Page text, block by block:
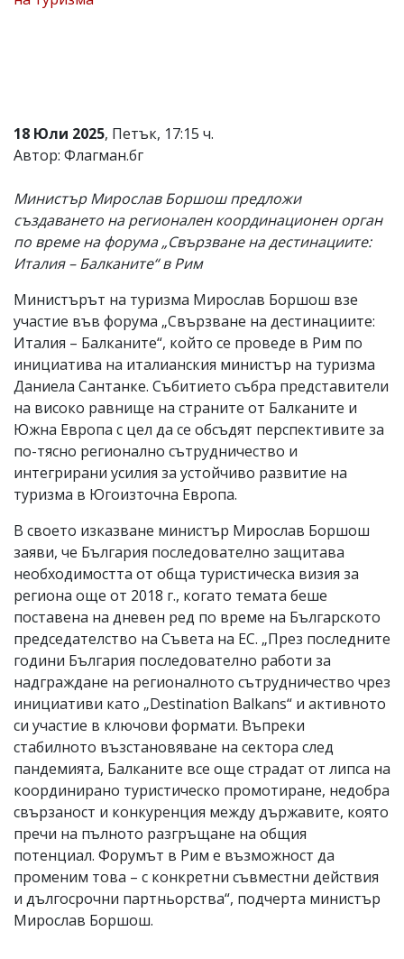
и
редакцията
не
отговорност
за
тях!
Ако
откриете
за
коментар,
моля
сигнализирайте
18 Юли 2025, Петък, 17:15 ч.
Автор: Флагман.бг
Министър Мирослав Боршош предложи
създаването на регионален координационен орган
по време на форума „Свързване на дестинациите:
Италия – Балканите“ в Рим
Министърът на туризма Мирослав Боршош взе
участие във форума „Свързване на дестинациите:
Италия – Балканите“, който се проведе в Рим по
инициатива на италианския министър на туризма
Даниела Сантанке. Събитието събра представители
на високо равнище на страните от Балканите и
Южна Европа с цел да се обсъдят перспективите за
по-тясно регионално сътрудничество и
интегрирани усилия за устойчиво развитие на
туризма в Югоизточна Европа.
В своето изказване министър Мирослав Боршош
заяви, че България последователно защитава
необходимостта от обща туристическа визия за
региона още от 2018 г., когато темата беше
поставена на дневен ред по време на Българското
председателство на Съвета на ЕС. „През последните
години България последователно работи за
надграждане на регионалното сътрудничество чрез
инициативи като „Destination Balkans“ и активното
си участие в ключови формати. Въпреки
стабилното възстановяване на сектора след
пандемията, Балканите все още страдат от липса на
координирано туристическо промотиране, недобра
свързаност и конкуренция между държавите, която
пречи на пълното разгръщане на общия
потенциал. Форумът в Рим е възможност да
променим това – с конкретни съвместни действия
и дългосрочни партньорства“, подчерта министър
Мирослав Боршош.